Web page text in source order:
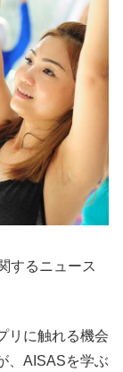
するニュース
リに触れる機会
、AISASを学ぶ